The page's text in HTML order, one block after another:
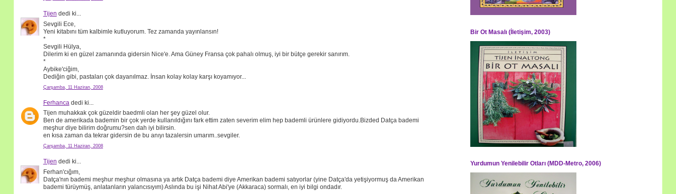
Tijen dedi ki...
Sevgili Ece,
Yeni kitabını tüm kalbimle kutluyorum. Tez zamanda yayınlansın!
*
Sevgili Hülya,
Dilerim ki en güzel zamanında gidersin Nice'e. Ama Güney Fransa çok pahalı olmuş, iyi bir bütçe gerekir sanırım.
*
Aybike'ciğim,
Dediğin gibi, pastaları çok dayanılmaz. İnsan kolay kolay karşı koyamıyor...
Çarşamba, 11 Haziran, 2008
Ferhanca dedi ki...
Tijen muhakkak çok güzeldir baedmli olan her şey güzel olur.
Ben de amerikada bademin bir çok yerde kullanıldığını fark ettim zaten severim elim hep bademli ürünlere gidiyordu.Bizded Datça bademi
meşhur diye bilirim doğrumu?sen dah iyi bilirsin.
en kısa zaman da tekrar gidersin de bu anıyı tazalersin umarım..sevgiler.
Çarşamba, 11 Haziran, 2008
Tijen dedi ki...
Ferhan'cığım,
Datça'nın bademi meşhur meşhur olmasına ya artık Datça bademi diye Amerikan bademi satıyorlar (yine Datça'da yetişiyormuş da Amerikan
bademi türüymüş, anlatanların yalancısıyım) Aslında bu işi Nihat Abi'ye (Akkaraca) sormalı, en iyi bilgi ondadır.
Bir Ot Masalı (İletişim, 2003)
Yurdumun Yenilebilir Otları (MDD-Metro, 2006)